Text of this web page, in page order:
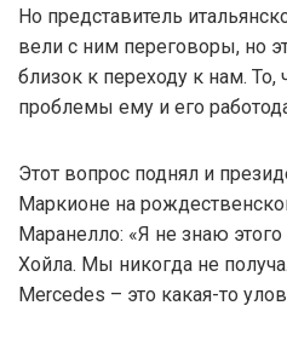
Но представитель
вели с ним переговоры, но
близок к переходу к нам. То,
проблемы ему и его
Этот вопрос поднял и
Маркионе на
Маранелло: «Я не знаю
Хойла. Мы никогда не
Mercedes – это какая-то